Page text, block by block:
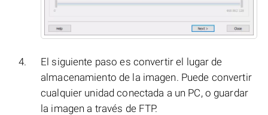
El siguiente paso es convertir el lugar de
almacenamiento de la imagen. Puede convertir
cualquier unidad conectada a un PC, o guardar
la imagen a través de FTP.